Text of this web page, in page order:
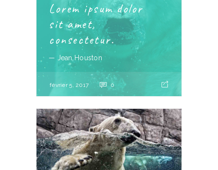
Lorem ipsum dolor
sit amet,
consectetur.
— Jean Houston
février 5, 2017 0